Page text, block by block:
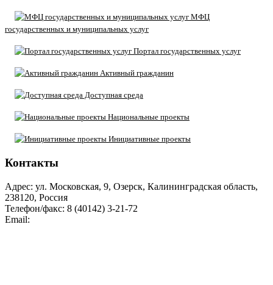
МФЦ
государственных и муниципальных услуг
Портал государственных услуг
Активный гражданин
Доступная среда
Национальные проекты
Инициативные проекты
Контакты
Адрес: ул. Московская, 9, Озерск, Калининградская область,
238120, Россия
Телефон/факс: 8 (40142) 3-21-72
Email: